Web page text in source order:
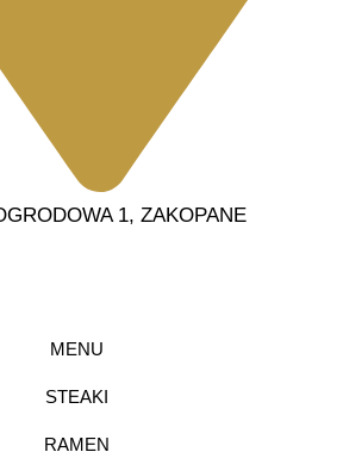
1, ZAKOPANE
MENU
STEAKI
RAMEN